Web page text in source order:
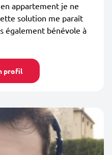
appartement je ne
solution me paraît
également bénévole à
profil